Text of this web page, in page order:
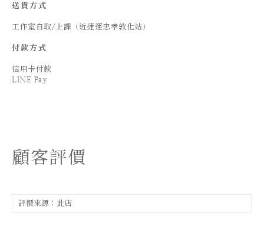
送貨方式
工作室自取/上課（近捷運忠孝敦化站）
付款方式
信用卡付款
LINE Pay
顧客評價